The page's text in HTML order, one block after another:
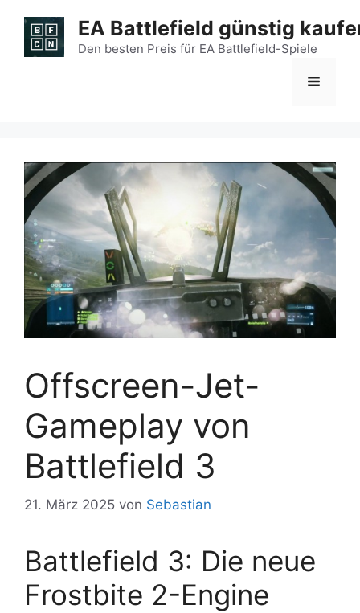
Inhalt
springen
EA Battlefield günstig
Den besten Preis für EA Battlefield-Spiele
Menü
Offscreen-Jet-
Gameplay von
Battlefield 3
21. März 2025 von Sebastian
Battlefield 3: Die neue
Frostbite 2-Engine